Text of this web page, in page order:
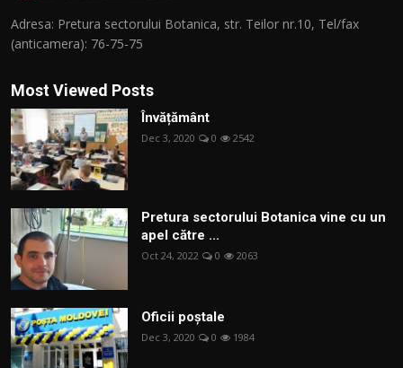
Adresa: Pretura sectorului Botanica, str. Teilor nr.10, Tel/fax
(anticamera): 76-75-75
Most Viewed Posts
Învățământ
Dec 3, 2020 0 2542
Pretura sectorului Botanica vine cu un
apel către ...
Oct 24, 2022 0 2063
Oficii poștale
Dec 3, 2020 0 1984